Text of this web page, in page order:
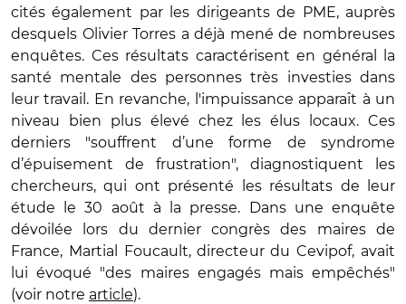
cités également par les dirigeants de PME, auprès
desquels Olivier Torres a déjà mené de nombreuses
enquêtes. Ces résultats caractérisent en général la
santé mentale des personnes très investies dans
leur travail. En revanche, l'impuissance apparaît à un
niveau bien plus élevé chez les élus locaux. Ces
derniers "souffrent d’une forme de syndrome
d’épuisement de frustration", diagnostiquent les
chercheurs, qui ont présenté les résultats de leur
étude le 30 août à la presse. Dans une enquête
dévoilée lors du dernier congrès des maires de
France, Martial Foucault, directeur du Cevipof, avait
lui évoqué "des maires engagés mais empêchés"
(voir notre article).